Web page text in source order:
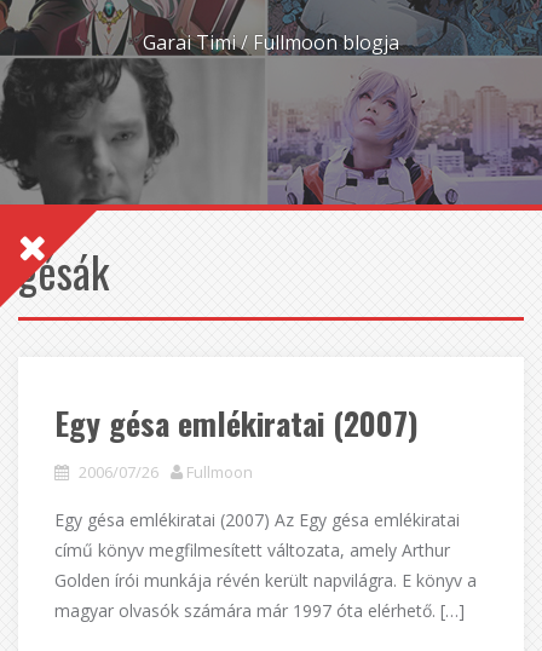
Garai Timi / Fullmoon blogja
gésák
Egy gésa emlékiratai (2007)
2006/07/26 Fullmoon
Egy gésa emlékiratai (2007) Az Egy gésa emlékiratai
című könyv megfilmesített változata, amely Arthur
Golden írói munkája révén került napvilágra. E könyv a
magyar olvasók számára már 1997 óta elérhető. […]